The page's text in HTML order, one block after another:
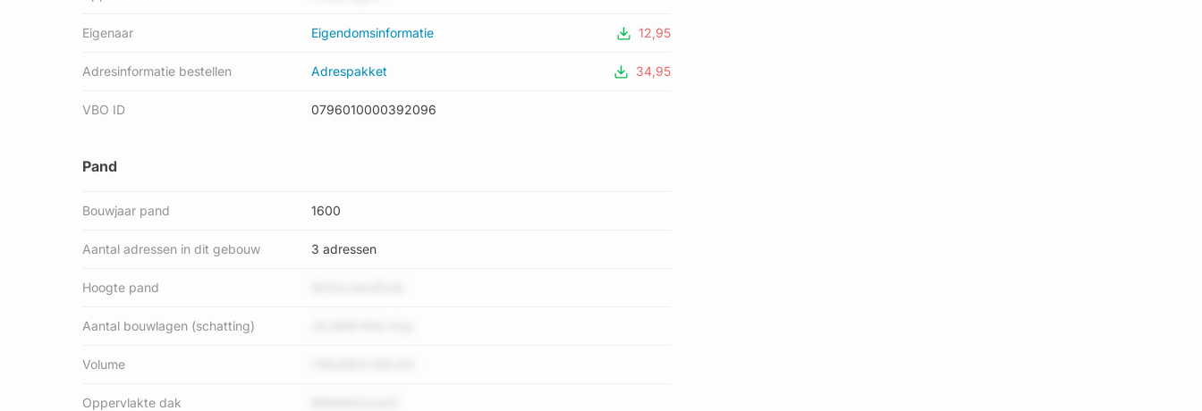
Eigenaar Eigendomsinformatie 12,95
Adresinformatie bestellen Adrespakket 34,95
VBO ID 0796010000392096
Pand
Bouwjaar pand 1600
Aantal adressen in dit gebouw 3 adressen
Hoogte pand
Aantal bouwlagen (schatting)
Volume
Oppervlakte dak